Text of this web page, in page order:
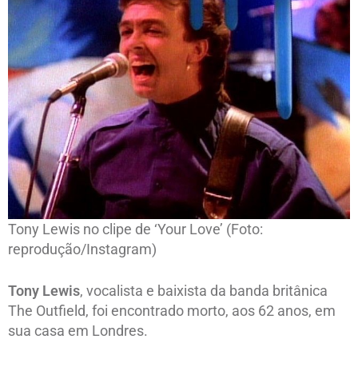
Tony Lewis no clipe de ‘Your Love’ (Foto:
reprodução/Instagram)
Tony Lewis, vocalista e baixista da banda britânica
The Outfield, foi encontrado morto, aos 62 anos, em
sua casa em Londres.